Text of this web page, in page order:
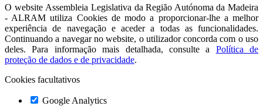
O website Assembleia Legislativa da Região Autónoma da Madeira
- ALRAM utiliza Cookies de modo a proporcionar-lhe a melhor
experiência de navegação e aceder a todas as funcionalidades.
Continuando a navegar no website, o utilizador concorda com o uso
deles. Para informação mais detalhada, consulte a
Política de
proteção de dados e de privacidade.
Cookies facultativos
Google Analytics